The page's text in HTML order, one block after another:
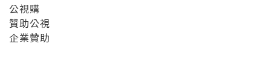
公視購
贊助公視
企業贊助